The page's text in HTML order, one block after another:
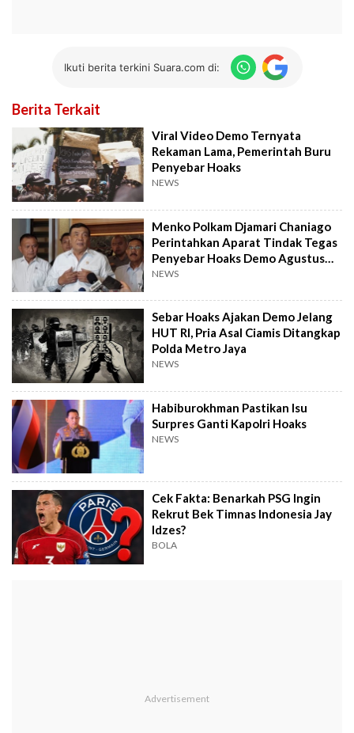
Ikuti berita terkini Suara.com di:
Berita Terkait
Viral Video Demo Ternyata
Rekaman Lama, Pemerintah Buru
Penyebar Hoaks
NEWS
Menko Polkam Djamari Chaniago
Perintahkan Aparat Tindak Tegas
Penyebar Hoaks Demo Agustus
2026
NEWS
Sebar Hoaks Ajakan Demo Jelang
HUT RI, Pria Asal Ciamis Ditangkap
Polda Metro Jaya
NEWS
Habiburokhman Pastikan Isu
Surpres Ganti Kapolri Hoaks
NEWS
Cek Fakta: Benarkah PSG Ingin
Rekrut Bek Timnas Indonesia Jay
Idzes?
BOLA